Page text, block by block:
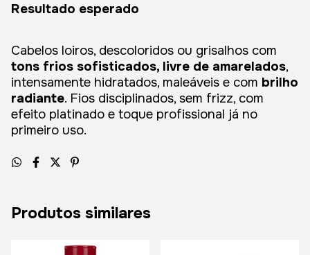
Resultado esperado
Cabelos loiros, descoloridos ou grisalhos com
tons frios sofisticados, livre de amarelados,
intensamente hidratados, maleáveis e com brilho
radiante. Fios disciplinados, sem frizz, com
efeito platinado e toque profissional já no
primeiro uso.
Produtos similares